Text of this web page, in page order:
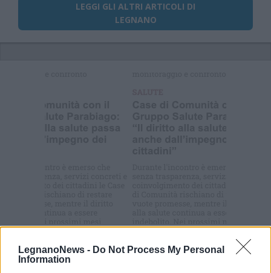
LegnanoNews - Do Not Process My Personal
Information
LEGGI GLI ALTRI ARTICOLI DI
LEGNANO
Commenti
Accedio